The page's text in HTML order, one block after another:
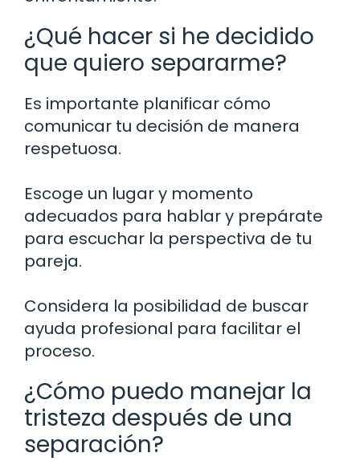
¿Qué hacer si he decidido
que quiero separarme?
Es importante planificar cómo
comunicar tu decisión de manera
respetuosa.
Escoge un lugar y momento
adecuados para hablar y prepárate
para escuchar la perspectiva de tu
pareja.
Considera la posibilidad de buscar
ayuda profesional para facilitar el
proceso.
¿Cómo puedo manejar la
tristeza después de una
separación?